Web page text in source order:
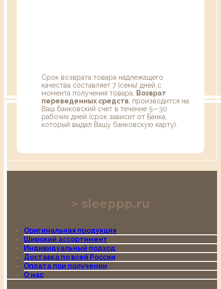
Срок возврата товара надлежащего
качества составляет 7 (семь) дней с
момента получения товара.
Возврат
переведенных средств , производится на
Ваш банковский счет в течение 5—30
рабочих дней (срок зависит от Банка,
который выдал Вашу банковскую карту).
sleeppp.ru
Оригинальная продукция
Широкий ассортимент
Индивидуальный подход
Доставка по всей России
Оплата при получении
О нас